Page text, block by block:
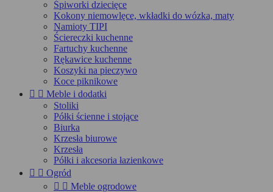
Śpiworki dziecięce
Kokony niemowlęce, wkładki do wózka, maty
Namioty TIPI
Ściereczki kuchenne
Fartuchy kuchenne
Rękawice kuchenne
Koszyki na pieczywo
Koce piknikowe
  Meble i dodatki
Stoliki
Półki ścienne i stojące
Biurka
Krzesła biurowe
Krzesła
Półki i akcesoria łazienkowe
  Ogród
  Meble ogrodowe